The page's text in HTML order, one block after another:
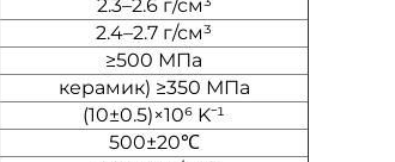
2.3–2.6 г/см³
2.4–2.7 г/см³
≥500 МПа
керамик) ≥350 МПа
(10±0.5)×10⁶ K⁻¹
500±20℃